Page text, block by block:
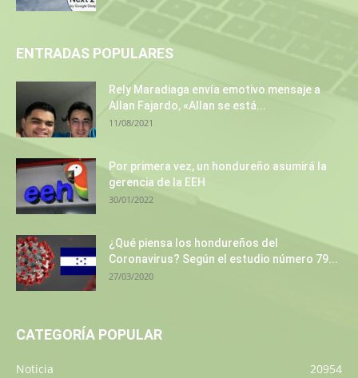
ENTRADAS POPULARES
Rely Maradiaga envía emotivo mensaje a
Allan Fajardo, «Allan se está...
11/08/2021
Por primera vez, un hondureño asumirá la
gerencia de la EEH
30/01/2022
¿Qué piensa los hondureños del
Coronavirus? Según el estudio número 79...
27/03/2020
CATEGORÍA POPULAR
Noticia
20954